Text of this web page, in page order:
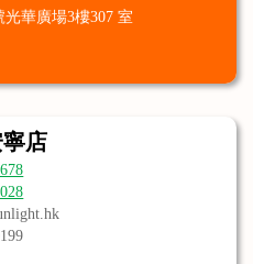
華廣場3樓307 室
店